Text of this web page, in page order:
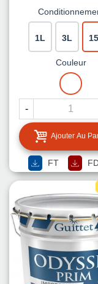
1L 3L
Couleur
BLANC
-
Ajouter Au
FT